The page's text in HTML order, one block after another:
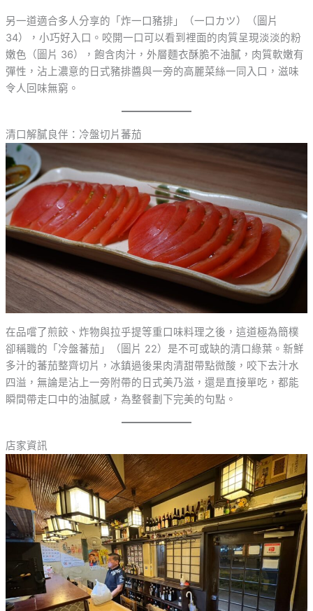
另一道適合多人分享的「炸一口豬排」（一口カツ）（圖片
34），小巧好入口。咬開一口可以看到裡面的肉質呈現淡淡的粉
嫩色（圖片 36），飽含肉汁，外層麵衣酥脆不油膩，肉質軟嫩有
彈性，沾上濃意的日式豬排醬與一旁的高麗菜絲一同入口，滋味
令人回味無窮。
清口解膩良伴：冷盤切片蕃茄
在品嚐了煎餃、炸物與拉乎提等重口味料理之後，這道極為簡樸
卻稱職的「冷盤蕃茄」（圖片 22）是不可或缺的清口綠葉。新鮮
多汁的蕃茄整齊切片，冰鎮過後果肉清甜帶點微酸，咬下去汁水
四溢，無論是沾上一旁附帶的日式美乃滋，還是直接單吃，都能
瞬間帶走口中的油膩感，為整餐劃下完美的句點。
店家資訊